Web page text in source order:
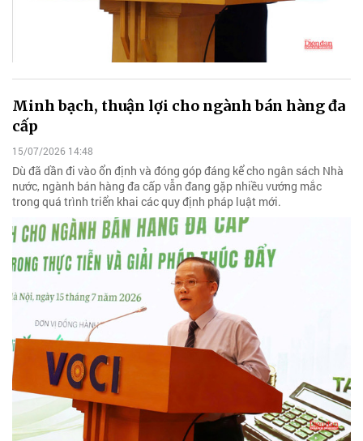
Minh bạch, thuận lợi cho ngành bán hàng đa
cấp
15/07/2026 14:48
Dù đã dần đi vào ổn định và đóng góp đáng kể cho ngân sách Nhà
nước, ngành bán hàng đa cấp vẫn đang gặp nhiều vướng mắc
trong quá trình triển khai các quy định pháp luật mới.